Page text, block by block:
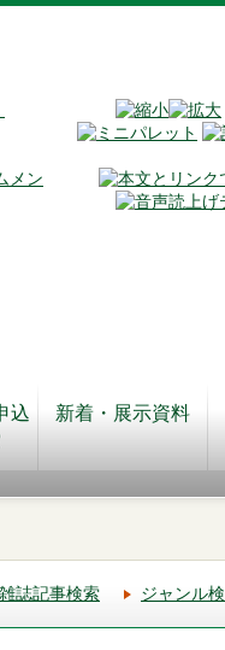
メン
込
新着・展示資料
雑誌記事検索 ジャンル